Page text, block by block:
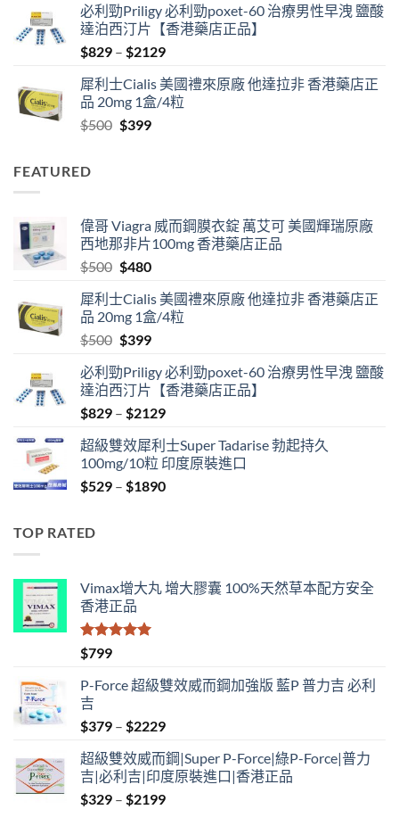
was:
$500.
is:
$480.
必利勁Priligy 必利勁poxet-60 治療男性早洩 鹽酸
達泊西汀片【香港藥店正品】
$829 – $2129Price
$829
through
犀利士Cialis 美國禮來原廠 他達拉非 香港藥店正
品 20mg 1盒/4粒
$500 Original
$399Current
FEATURED
偉哥 Viagra 威而鋼膜衣錠 萬艾可 美國輝瑞原廠
西地那非片100mg 香港藥店正品
$500 Original
was:
$500.
$480Current
is:
$480.
犀利士Cialis 美國禮來原廠 他達拉非 香港藥店正
品 20mg 1盒/4粒
$500 Original
was:
$500.
$399Current
is:
$399.
必利勁Priligy 必利勁poxet-60 治療男性早洩 鹽酸
達泊西汀片【香港藥店正品】
$829 – $2129Price
$829
through
$2129
超級雙效犀利士Super Tadarise 勃起持久
100mg/10粒 印度原裝進口
$529 – $1890Price
TOP RATED
Vimax增大丸 增大膠囊 100%天然草本配方安全
香港正品
評分
滿分 5
$799
P-Force 超級雙效威而鋼加強版 藍P 普力吉 必利
吉
$379 – $2229Price
$379
through
$2229
超級雙效威而鋼|Super P-Force|綠P-Force|普力
吉|必利吉|印度原裝進口|香港正品
$329 – $2199Price